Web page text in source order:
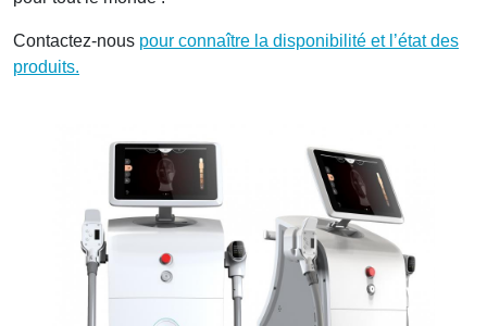
Contactez-nous pour connaître la disponibilité et l’état des
produits.